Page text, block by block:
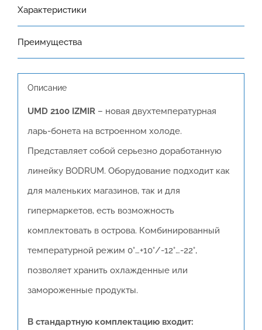
Характеристики
Преимущества
Описание
UMD 2100 IZMIR – новая двухтемпературная
ларь-бонета на встроенном холоде.
Представляет собой серьезно доработанную
линейку BODRUM. Оборудование подходит как
для маленьких магазинов, так и для
гипермаркетов, есть возможность
комплектовать в острова. Комбинированный
температурной режим 0°…+10°/-12°…-22°,
позволяет хранить охлажденные или
замороженные продукты.
В стандартную комплектацию входит: